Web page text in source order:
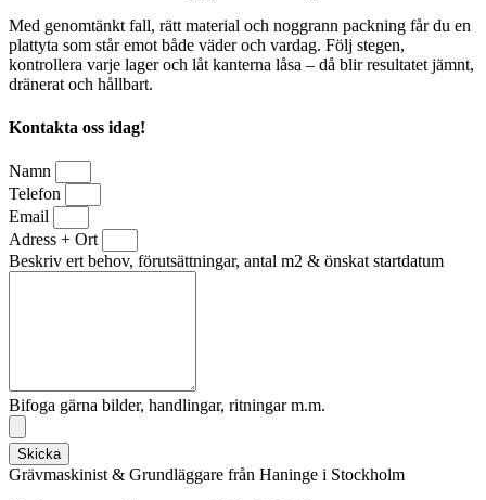
Med genomtänkt fall, rätt material och noggrann packning får du en
plattyta som står emot både väder och vardag. Följ stegen,
kontrollera varje lager och låt kanterna låsa – då blir resultatet jämnt,
dränerat och hållbart.
Kontakta oss idag!
Namn
Telefon
Email
Adress + Ort
Beskriv ert behov, förutsättningar, antal m2 & önskat startdatum
Bifoga gärna bilder, handlingar, ritningar m.m.
Skicka
Grävmaskinist & Grundläggare från Haninge i Stockholm